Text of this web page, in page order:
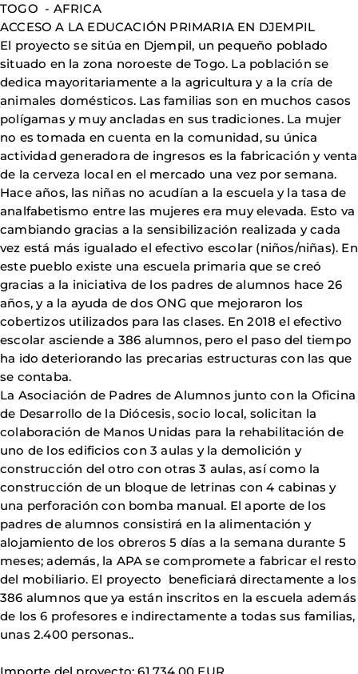
TOGO - AFRICA
ACCESO A LA EDUCACIÓN PRIMARIA EN DJEMPIL
El proyecto se sitúa en Djempil, un pequeño poblado
situado en la zona noroeste de Togo. La población se
dedica mayoritariamente a la agricultura y a la cría de
animales domésticos. Las familias son en muchos casos
polígamas y muy ancladas en sus tradiciones. La mujer
no es tomada en cuenta en la comunidad, su única
actividad generadora de ingresos es la fabricación y venta
de la cerveza local en el mercado una vez por semana.
Hace años, las niñas no acudían a la escuela y la tasa de
analfabetismo entre las mujeres era muy elevada. Esto va
cambiando gracias a la sensibilización realizada y cada
vez está más igualado el efectivo escolar (niños/niñas). En
este pueblo existe una escuela primaria que se creó
gracias a la iniciativa de los padres de alumnos hace 26
años, y a la ayuda de dos ONG que mejoraron los
cobertizos utilizados para las clases. En 2018 el efectivo
escolar asciende a 386 alumnos, pero el paso del tiempo
ha ido deteriorando las precarias estructuras con las que
se contaba.
La Asociación de Padres de Alumnos junto con la Oficina
de Desarrollo de la Diócesis, socio local, solicitan la
colaboración de Manos Unidas para la rehabilitación de
uno de los edificios con 3 aulas y la demolición y
construcción del otro con otras 3 aulas, así como la
construcción de un bloque de letrinas con 4 cabinas y
una perforación con bomba manual. El aporte de los
padres de alumnos consistirá en la alimentación y
alojamiento de los obreros 5 días a la semana durante 5
meses; además, la APA se compromete a fabricar el resto
del mobiliario. El proyecto beneficiará directamente a los
386 alumnos que ya están inscritos en la escuela además
de los 6 profesores e indirectamente a todas sus familias,
unas 2.400 personas..